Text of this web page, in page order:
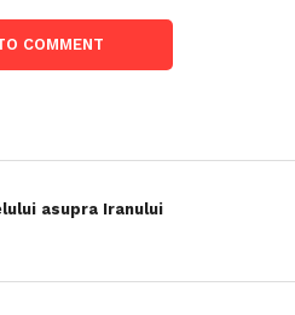
COMMENT
asupra Iranului